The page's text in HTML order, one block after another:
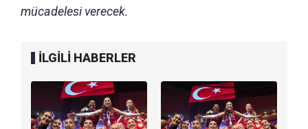
mücadelesi verecek.
İLGİLİ HABERLER